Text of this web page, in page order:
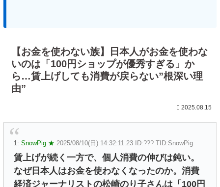
【お金を使わない族】日本人がお金を使わな
いのは「100円ショップが優秀すぎる」か
ら…賃上げしても消費が戻らない”根深い理
由”
2025.08.15
1: SnowPig ★ 2025/08/10(日) 14:32:11.23 ID:??? TID:SnowPig
賃上げが続く一方で、個人消費の伸びは鈍い。
なぜ日本人はお金を使わなくなったのか。消費
経済ジャーナリストの松崎のり子さんは「100円